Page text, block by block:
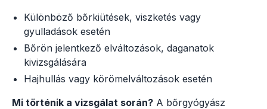
Különböző bőrkiütések, viszketés vagy
gyulladások esetén
Bőrön jelentkező elváltozások, daganatok
kivizsgálására
Hajhullás vagy körömelváltozások esetén
Mi történik a vizsgálat során? A bőrgyógyász